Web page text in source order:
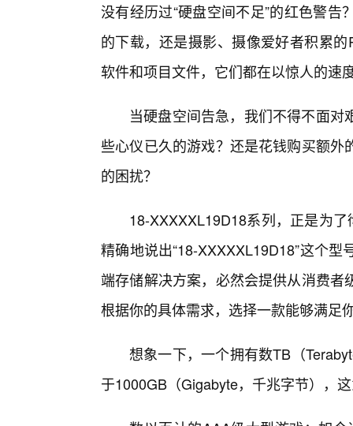
没有经历过“硬盘空间不足”的红色警
的下载，还是摄影、摄像爱好者积累
软件和项目文件，它们都在以惊人的速
当硬盘空间告急，我们不得不面
些心仪已久的游戏？还是花钱购买额
的困扰？
18-XXXXXL19D18系列，正是为
精确地说出“18-XXXXXL19D18”这个
端存储解决方案，必然会提供从消费
根据你的具体需求，选择一款能够满足
想象一下，一个拥有数TB（
于1000GB（Gigabyte，千兆字节），